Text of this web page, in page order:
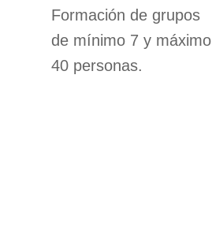
Formación de grupos
de mínimo 7 y máximo
40 personas.